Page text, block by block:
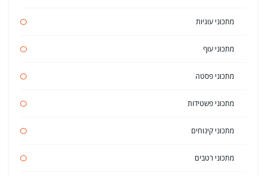
מתכוני עוגיות
מתכוני עוף
מתכוני פסטה
מתכוני פשטידות
מתכוני קינוחים
מתכוני רטבים